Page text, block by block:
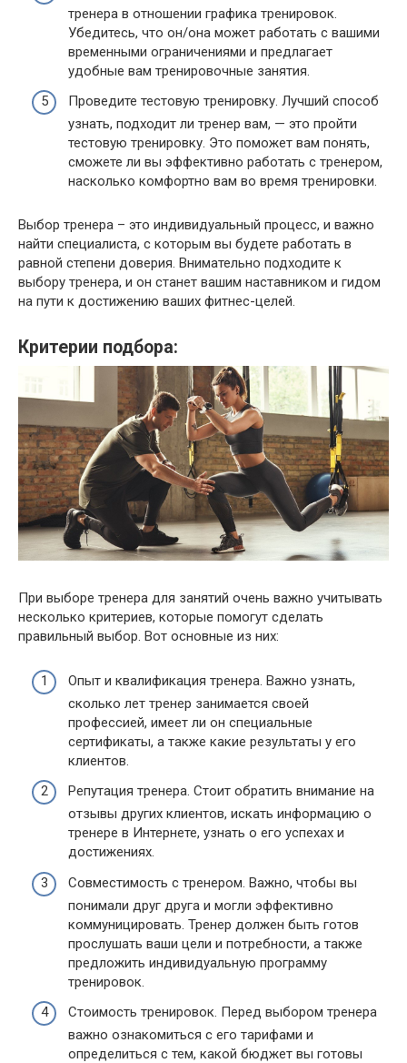
тренера в отношении графика тренировок.
Убедитесь, что он/она может работать с вашими
временными ограничениями и предлагает
удобные вам тренировочные занятия.
Проведите тестовую тренировку. Лучший способ
узнать, подходит ли тренер вам, — это пройти
тестовую тренировку. Это поможет вам понять,
сможете ли вы эффективно работать с тренером,
насколько комфортно вам во время тренировки.
Выбор тренера – это индивидуальный процесс, и важно
найти специалиста, с которым вы будете работать в
равной степени доверия. Внимательно подходите к
выбору тренера, и он станет вашим наставником и гидом
на пути к достижению ваших фитнес-целей.
Критерии подбора:
При выборе тренера для занятий очень важно учитывать
несколько критериев, которые помогут сделать
правильный выбор. Вот основные из них:
Опыт и квалификация тренера. Важно узнать,
сколько лет тренер занимается своей
профессией, имеет ли он специальные
сертификаты, а также какие результаты у его
клиентов.
Репутация тренера. Стоит обратить внимание на
отзывы других клиентов, искать информацию о
тренере в Интернете, узнать о его успехах и
достижениях.
Совместимость с тренером. Важно, чтобы вы
понимали друг друга и могли эффективно
коммуницировать. Тренер должен быть готов
прослушать ваши цели и потребности, а также
предложить индивидуальную программу
тренировок.
Стоимость тренировок. Перед выбором тренера
важно ознакомиться с его тарифами и
определиться с тем, какой бюджет вы готовы